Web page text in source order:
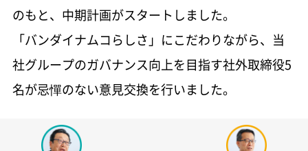
のもと、中期計画がスタートしました。
「バンダイナムコらしさ」にこだわりながら、 当
社グループのガバナンス向上を目指す社外取締役5
名が忌憚のない意見交換を行いました。
バンダイナムコグループ中期計画
特集：「ガンダムシリーズ」50周年へ向けて
特集：カードゲーム事業 拡大する世界市場に
向けた「BANDAI CARD GAMES」の展開／TCG
市場での拡大を図る「ガンダムカードゲーム」
の世界展開
1.1 MB
バンダイナムコグループの価値創造プロセス
871 KB
バンダイナムコグループの1年の成果